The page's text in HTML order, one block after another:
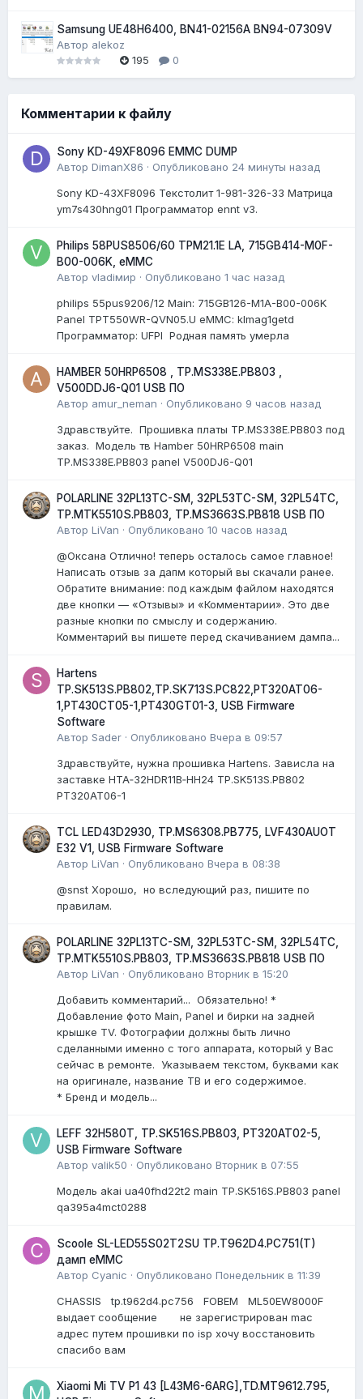
Samsung UE48H6400, BN41-02156A BN94-07309V
Автор alekoz
195
0
Комментарии к файлу
Sony KD-49XF8096 EMMC DUMP
Автор DimanX86 · Опубликовано 24 минуты назад
Sony KD-43XF8096 Текстолит 1-981-326-33 Матрица
ym7s430hng01 Программатор ennt v3.
Philips 58PUS8506/60 TPM21.1E LA, 715GB414-M0F-
B00-006K, eMMC
Автор vladiмир · Опубликовано 1 час назад
philips 55pus9206/12 Мain: 715GB126-M1A-B00-006K
Panel TPT550WR-QVN05.U eMMC: klmag1getd
Программатор: UFPI Родная память умерла
HAMBER 50HRP6508 , TP.MS338E.PB803 ,
V500DDJ6-Q01 USB ПО
Автор amur_neman · Опубликовано 9 часов назад
Здравствуйте. Прошивка платы TP.MS338E.PB803 под
заказ. Модель тв Hamber 50HRP6508 main
TP.MS338E.PB803 panel V500DJ6-Q01
POLARLINE 32PL13TC-SM, 32PL53TC-SM, 32PL54TC,
TP.MTK5510S.PB803, TP.MS3663S.PB818 USB ПО
Автор LiVan · Опубликовано 10 часов назад
@Оксана Отлично! теперь осталось самое главное!
Написать отзыв за дапм который вы скачали ранее.
Обратите внимание: под каждым файлом находятся
две кнопки — «Отзывы» и «Комментарии». Это две
разные кнопки по смыслу и содержанию.
Комментарий вы пишете перед скачиванием дампа...
Hartens
TP.SK513S.PB802,TP.SK713S.PC822,PT320AT06-
1,PT430CT05-1,PT430GT01-3, USB Firmware
Software
Автор Sader · Опубликовано Вчера в 09:57
Здравствуйте, нужна прошивка Hartens. Зависла на
заставке HTA‑32HDR11B‑HH24 TP.SK513S.PB802
PT320AT06-1
TCL LED43D2930, TP.MS6308.PB775, LVF430AUOT
E32 V1, USB Firmware Software
Автор LiVan · Опубликовано Вчера в 08:38
@snst Хорошо, но вследующий раз, пишите по
правилам.
POLARLINE 32PL13TC-SM, 32PL53TC-SM, 32PL54TC,
TP.MTK5510S.PB803, TP.MS3663S.PB818 USB ПО
Автор LiVan · Опубликовано Вторник в 15:20
Добавить комментарий... Обязательно! *
Добавление фото Main, Panel и бирки на задней
крышке TV. Фотографии должны быть лично
сделанными именно с того аппарата, который у Вас
сейчас в ремонте. Указываем текстом, буквами как
на оригинале, название ТВ и его содержимое.
* Бренд и модель...
LEFF 32H580T, TP.SK516S.PB803, PT320AT02-5,
USB Firmware Software
Автор valik50 · Опубликовано Вторник в 07:55
Модель akai ua40fhd22t2 main TP.SK516S.PB803 panel
qa395a4mct0288
Scoole SL-LED55S02T2SU TP.T962D4.PC751(T)
дамп eMMC
Автор Cyanic · Опубликовано Понедельник в 11:39
CHASSIS tp.t962d4.pc756 FOBEM ML50EW8000F
выдает сообщение не зарегистрирован mac
адрес путем прошивки по isp хочу восстановить
спасибо вам
Xiaomi Mi TV P1 43 [L43M6-6ARG],TD.MT9612.795,